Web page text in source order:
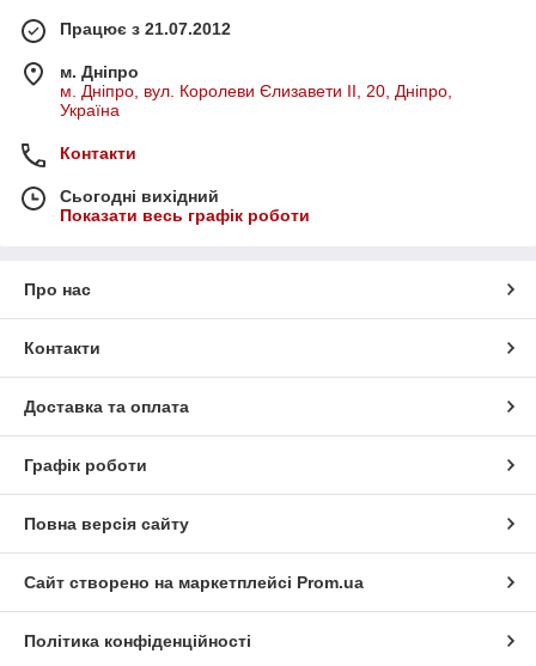
Працює з 21.07.2012
м. Дніпро
м. Дніпро, вул. Королеви Єлизавети ІІ, 20, Дніпро,
Україна
Контакти
Сьогодні вихідний
Показати весь графік роботи
Про нас
Контакти
Доставка та оплата
Графік роботи
Повна версія сайту
Сайт створено на маркетплейсі Prom.ua
Політика конфіденційності